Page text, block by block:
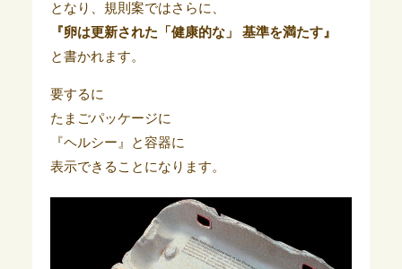
となり、規則案ではさらに、
『卵は更新された「健康的な」 基準を満たす』
と書かれます。
要するに
たまごパッケージに
『ヘルシー』と容器に
表示できることになります。